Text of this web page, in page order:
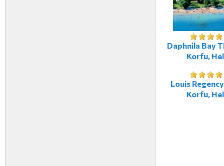
Daphnila Bay
Korfu,
Louis
Korfu,